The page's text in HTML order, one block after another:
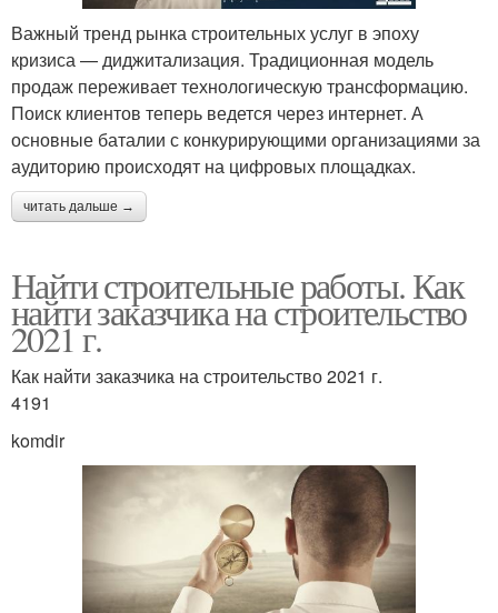
Важный тренд рынка строительных услуг в эпоху
кризиса — диджитализация. Традиционная модель
продаж переживает технологическую трансформацию.
Поиск клиентов теперь ведется через интернет. А
основные баталии с конкурирующими организациями за
аудиторию происходят на цифровых площадках.
читать дальше →
Найти строительные работы. Как
найти заказчика на строительство
2021 г.
Как найти заказчика на строительство 2021 г.
4191
komdir